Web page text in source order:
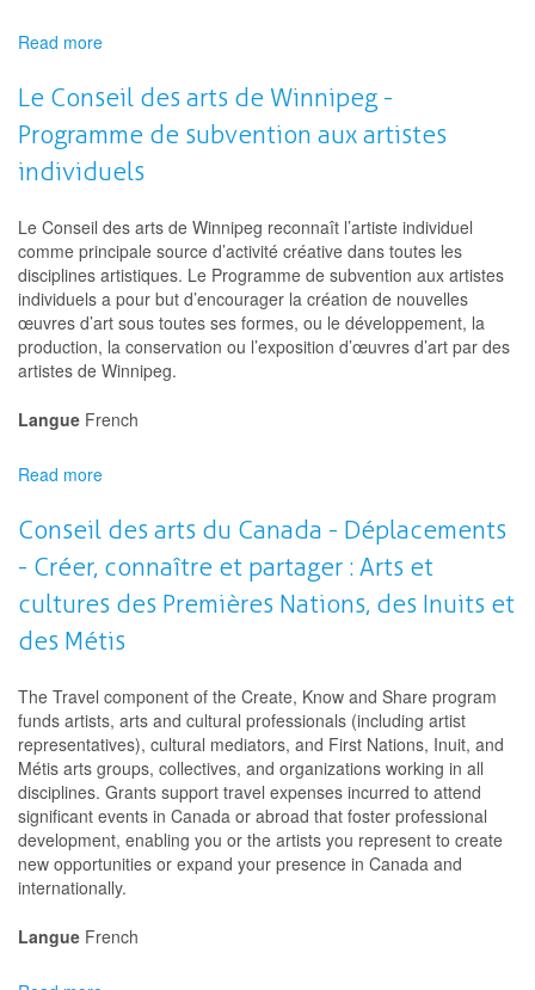
Read more
Créatif
Fonds
pour
la
cinématographique
:
Initiative
pour
le
marketing
et
distribution
Le Conseil des arts de Winnipeg -
Programme de subvention aux artistes
individuels
Le Conseil des arts de Winnipeg reconnaît l’artiste individuel
comme principale source d’activité créative dans toutes les
disciplines artistiques. Le Programme de subvention aux artistes
individuels a pour but d’encourager la création de nouvelles
œuvres d’art sous toutes ses formes, ou le développement, la
production, la conservation ou l’exposition d’œuvres d’art par des
artistes de Winnipeg.
Langue French
Read more
Conseil
des
arts
de
Winnipeg
-
de
subvention
aux
artistes
individuels
Conseil des arts du Canada - Déplacements
- Créer, connaître et partager : Arts et
cultures des Premières Nations, des Inuits et
des Métis
The Travel component of the Create, Know and Share program
funds artists, arts and cultural professionals (including artist
representatives), cultural mediators, and First Nations, Inuit, and
Métis arts groups, collectives, and organizations working in all
disciplines. Grants support travel expenses incurred to attend
significant events in Canada or abroad that foster professional
development, enabling you or the artists you represent to create
new opportunities or expand your presence in Canada and
internationally.
Langue French